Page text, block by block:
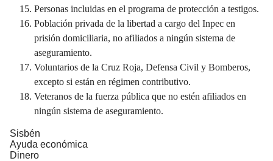
Personas incluidas en el programa de protección a testigos.
Población privada de la libertad a cargo del Inpec en
prisión domiciliaria, no afiliados a ningún sistema de
aseguramiento.
Voluntarios de la Cruz Roja, Defensa Civil y Bomberos,
excepto si están en régimen contributivo.
Veteranos de la fuerza pública que no estén afiliados en
ningún sistema de aseguramiento.
Sisbén
Ayuda económica
Dinero